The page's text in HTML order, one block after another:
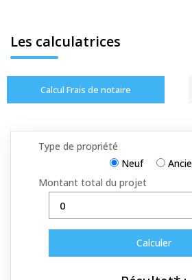
Les calculatrices
Calcul Frais de notaire